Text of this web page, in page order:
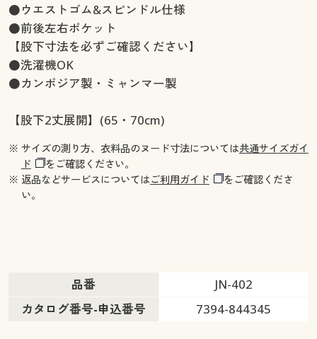
●ウエストゴム&スピンドル仕様
●前後左右ポケット
【股下寸法を必ずご確認ください】
●洗濯機OK
●カンボジア製・ミャンマー製
【股下2丈展開】(65・70cm)
※ サイズの測り方、衣料品のヌード寸法については共通サイズガイ
ド
をご確認ください。
※ 返品などサービスについてはご利用ガイド
をご確認くださ
い。
品番
JN-402
カタログ番号-申込番号
7394-844345